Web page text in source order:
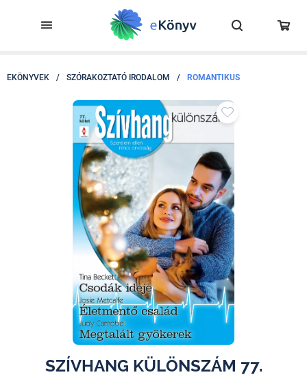
EKÖNYVEK / SZÓRAKOZTATÓ IRODALOM / ROMANTIKUS
SZÍVHANG KÜLÖNSZÁM 77.